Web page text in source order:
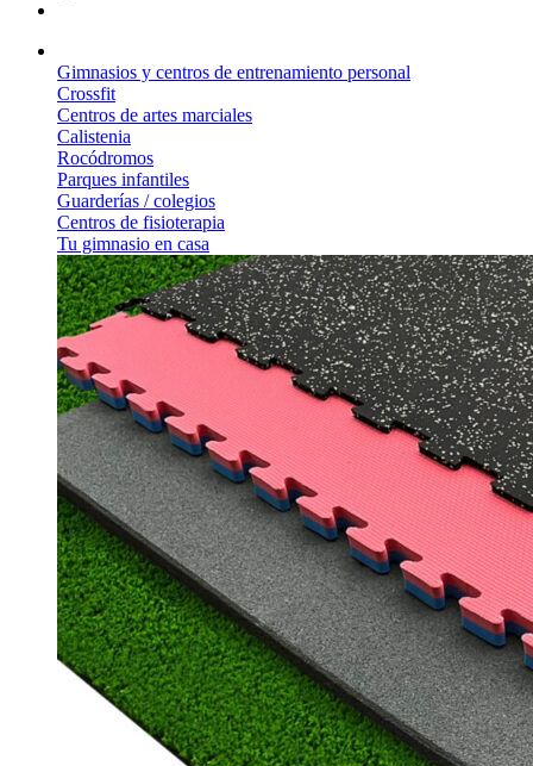
Gimnasios y centros de entrenamiento personal
Crossfit
Centros de artes marciales
Calistenia
Rocódromos
Parques infantiles
Guarderías / colegios
Centros de fisioterapia
Tu gimnasio en casa